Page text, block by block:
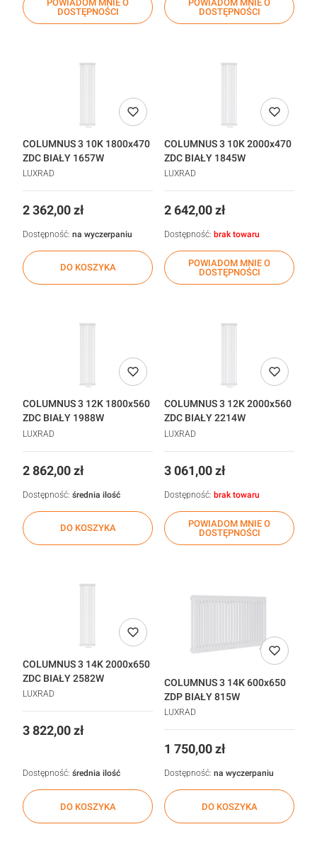
POWIADOM MNIE O
DOSTĘPNOŚCI
POWIADOM MNIE O
DOSTĘPNOŚCI
COLUMNUS 3 10K 1800x470
ZDC BIAŁY 1657W
LUXRAD
Cena
2 362,00 zł
DO KOSZYKA
Dostępność: na wyczerpaniu
COLUMNUS 3 10K 2000x470
ZDC BIAŁY 1845W
LUXRAD
Cena
2 642,00 zł
POWIADOM MNIE O
DOSTĘPNOŚCI
Dostępność: brak towaru
COLUMNUS 3 12K 1800x560
ZDC BIAŁY 1988W
LUXRAD
Cena
2 862,00 zł
DO KOSZYKA
Dostępność: średnia ilość
COLUMNUS 3 12K 2000x560
ZDC BIAŁY 2214W
LUXRAD
Cena
3 061,00 zł
POWIADOM MNIE O
DOSTĘPNOŚCI
Dostępność: brak towaru
COLUMNUS 3 14K 2000x650
ZDC BIAŁY 2582W
LUXRAD
Cena
3 822,00 zł
DO KOSZYKA
Dostępność: średnia ilość
COLUMNUS 3 14K 600x650
ZDP BIAŁY 815W
LUXRAD
Cena
1 750,00 zł
DO KOSZYKA
Dostępność: na wyczerpaniu